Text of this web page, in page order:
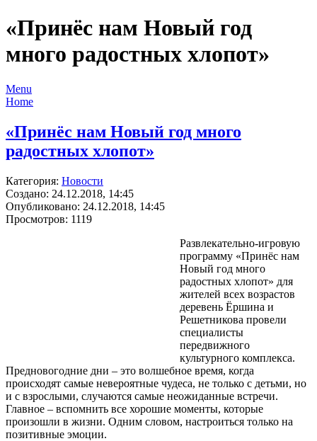
«Принёс нам Новый год
много радостных хлопот»
Menu
Home
«Принёс нам Новый год много
радостных хлопот»
Категория: Новости
Создано: 24.12.2018, 14:45
Опубликовано: 24.12.2018, 14:45
Просмотров: 1119
Развлекательно-игровую
программу «Принёс нам
Новый год много
радостных хлопот» для
жителей всех возрастов
деревень Ёршина и
Решетникова провели
специалисты
передвижного
культурного комплекса.
Предновогодние дни – это волшебное время, когда
происходят самые невероятные чудеса, не только с детьми, но
и с взрослыми, случаются самые неожиданные встречи.
Главное – вспомнить все хорошие моменты, которые
произошли в жизни. Одним словом, настроиться только на
позитивные эмоции.